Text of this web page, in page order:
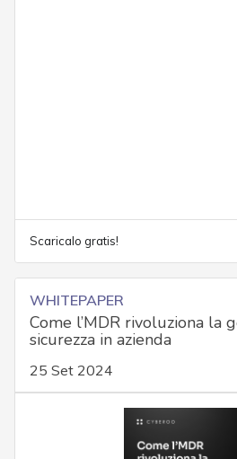
Scaricalo gratis!
WHITEPAPER
Come l’MDR rivoluziona la
sicurezza in azienda
25 Set 2024